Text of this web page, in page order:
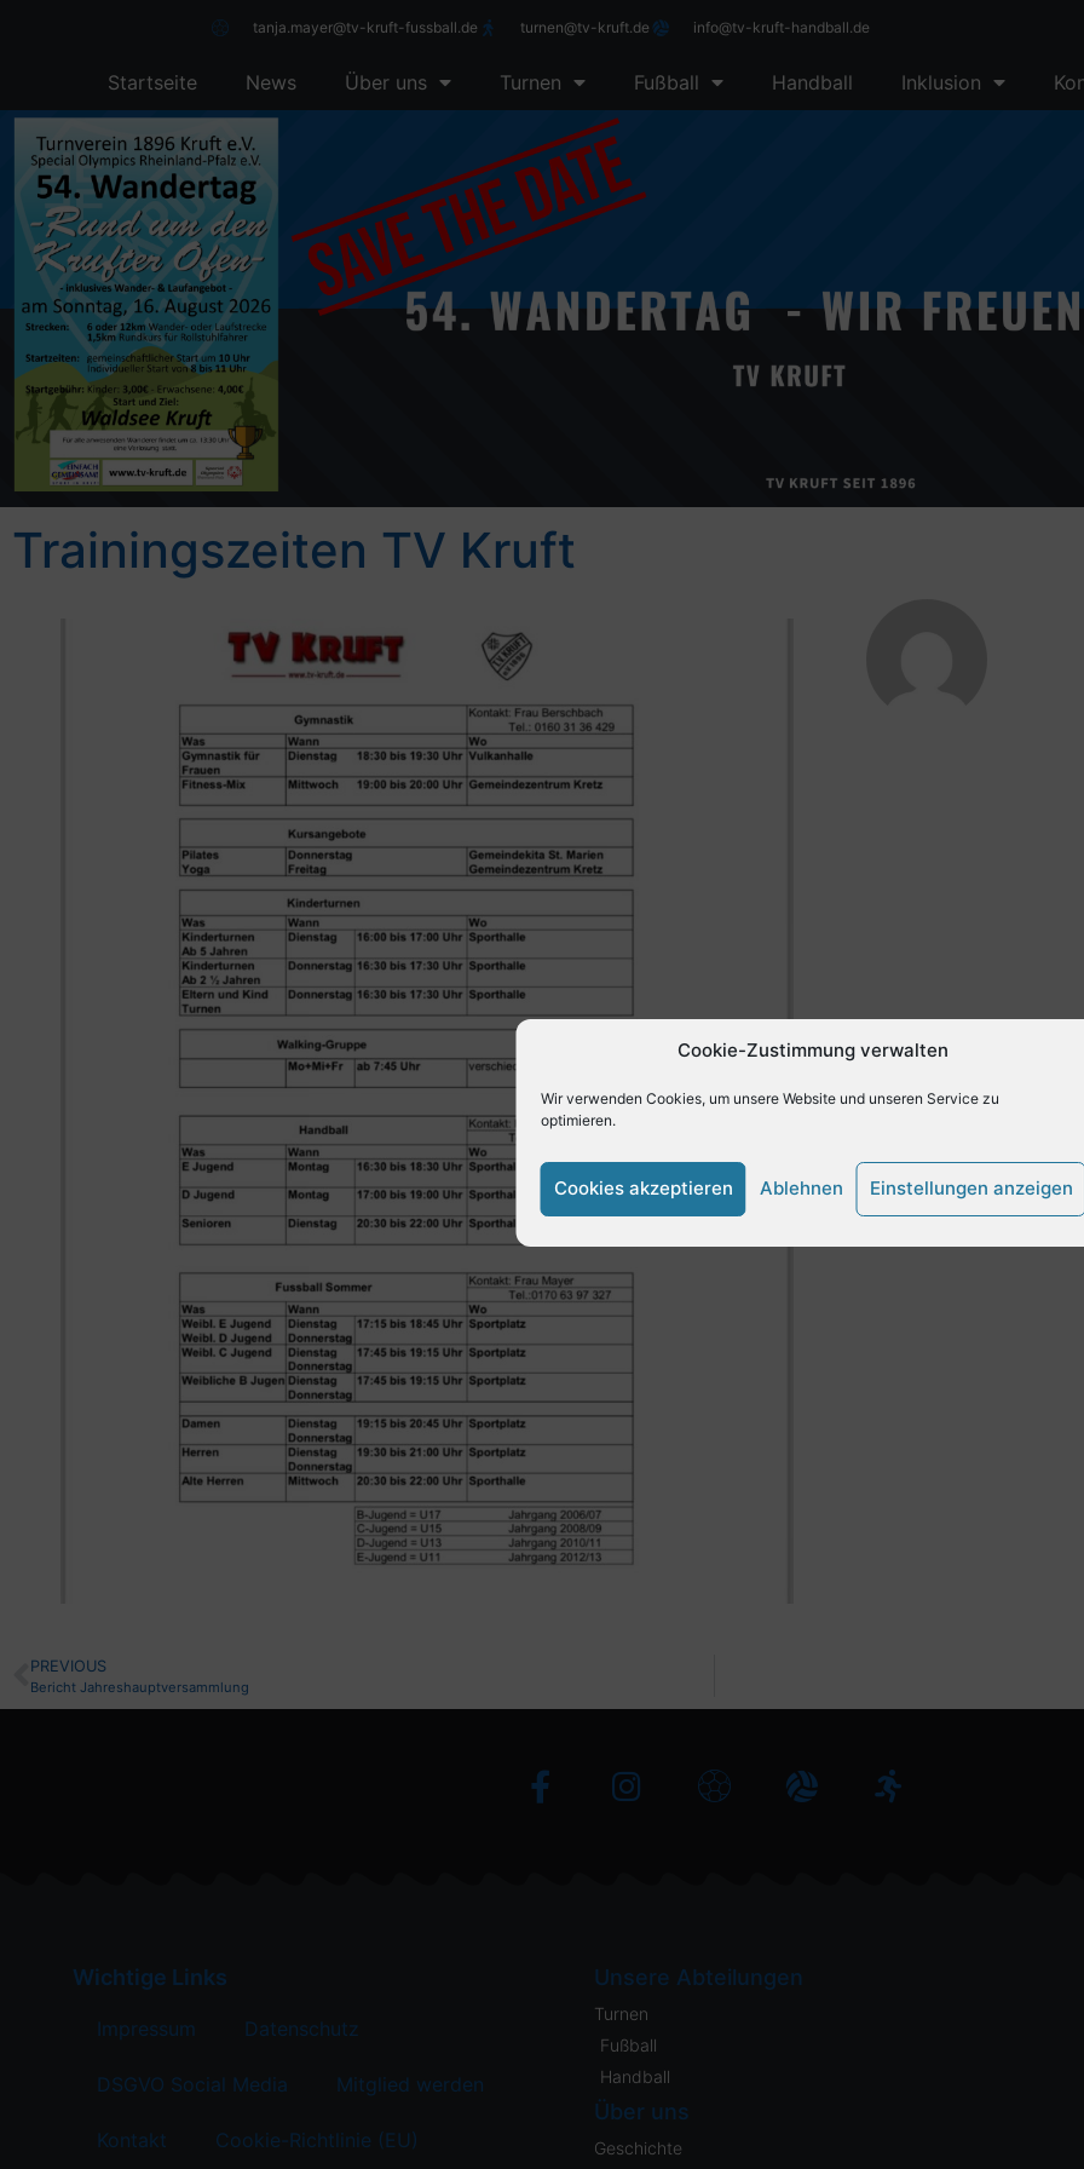
Cookie-Zustimmung verwalten
Wir verwenden Cookies, um unsere Website und unseren Service zu
optimieren.
Cookies akzeptieren Ablehnen Einstellungen anzeigen
tanja.mayer@tv-kruft-fussball.de turnen@tv-kruft.de info@tv-kruft-handball.de
Startseite News Über uns Turnen Fußball Handball Inklusion
Trainingszeiten TV Kruft
PREVIOUS
Bericht Jahreshauptversammlung
Wichtige Links
Impressum Datenschutz
DSGVO Social Media Mitglied werden
Kontakt Cookie-Richtlinie (EU)
Unsere Abteilungen
Turnen
Fußball
Handball
Über uns
Geschichte